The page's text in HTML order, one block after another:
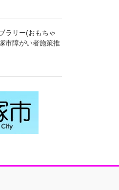
ラリー(おもちゃ
市障がい者施策推